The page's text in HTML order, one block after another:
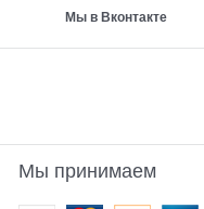
Мы в Вконтакте
Мы принимаем